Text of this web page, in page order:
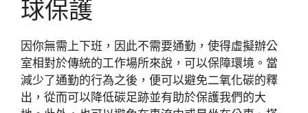
球保護
因你無需上下班，因此不需要通勤，使得虛擬辦公
室相對於傳統的工作場所來說，可以保障環境。當
減少了通勤的行為之後，便可以避免二氧化碳的釋
出，從而可以降低碳足跡並有助於保護我們的大